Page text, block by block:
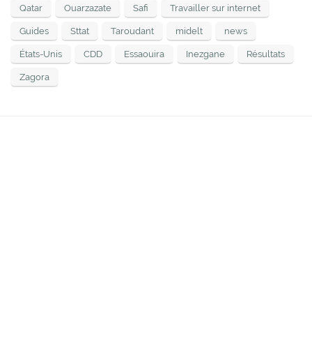
Qatar Ouarzazate Safi Travailler sur internet
Guides Sttat Taroudant midelt news
États-Unis CDD Essaouira Inezgane Résultats
Zagora